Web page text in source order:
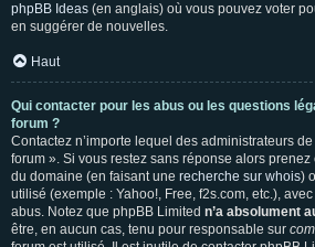
phpBB Ideas (en anglais) où vous pouvez voter
en suggérer de nouvelles.
Haut
Qui contacter pour les abus ou les questions
forum ?
Contactez n’importe lequel des administrateurs
forum ». Si vous restez sans réponse alors
du domaine (en faisant une recherche sur whois)
utilisé (exemple : Yahoo!, Free, f2s.com, etc.),
abus. Notez que phpBB Limited n’a absolument
être, en aucun cas, tenu pour responsable sur